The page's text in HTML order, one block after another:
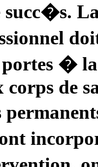
portes �
corps de